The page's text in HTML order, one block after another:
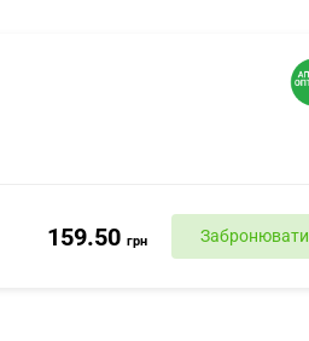
159.50 грн Забронювати